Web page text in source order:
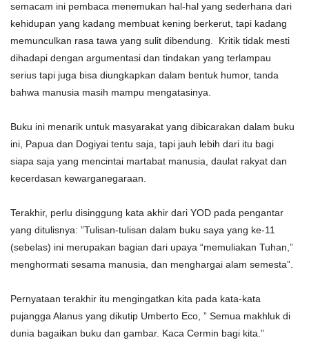
semacam ini pembaca menemukan hal-hal yang sederhana dari
kehidupan yang kadang membuat kening berkerut, tapi kadang
memunculkan rasa tawa yang sulit dibendung. Kritik tidak mesti
dihadapi dengan argumentasi dan tindakan yang terlampau
serius tapi juga bisa diungkapkan dalam bentuk humor, tanda
bahwa manusia masih mampu mengatasinya.
Buku ini menarik untuk masyarakat yang dibicarakan dalam buku
ini, Papua dan Dogiyai tentu saja, tapi jauh lebih dari itu bagi
siapa saja yang mencintai martabat manusia, daulat rakyat dan
kecerdasan kewarganegaraan.
Terakhir, perlu disinggung kata akhir dari YOD pada pengantar
yang ditulisnya: ”Tulisan-tulisan dalam buku saya yang ke-11
(sebelas) ini merupakan bagian dari upaya “memuliakan Tuhan,”
menghormati sesama manusia, dan menghargai alam semesta”.
Pernyataan terakhir itu mengingatkan kita pada kata-kata
pujangga Alanus yang dikutip Umberto Eco, ” Semua makhluk di
dunia bagaikan buku dan gambar. Kaca Cermin bagi kita.”